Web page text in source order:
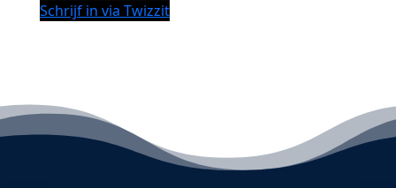
Schrijf in via Twizzit